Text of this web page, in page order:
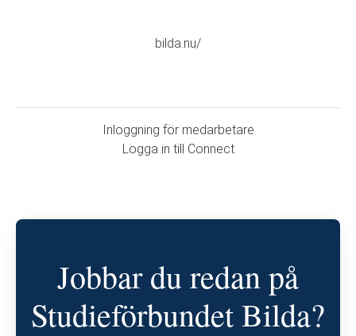
bilda.nu/
Inloggning för medarbetare
Logga in till Connect
Jobbar du redan på
Studieförbundet Bilda?